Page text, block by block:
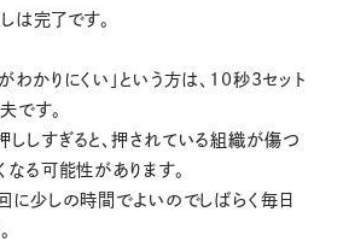
は完了です。
わかりにくい」という方は、10秒3セット
です。
しすぎると、押されている組織が傷つ
なる可能性があります。
に少しの時間でよいのでしばらく毎日